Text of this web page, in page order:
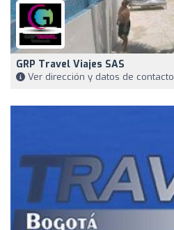
GRP Travel Viajes SAS
Ver dirección y datos de contacto